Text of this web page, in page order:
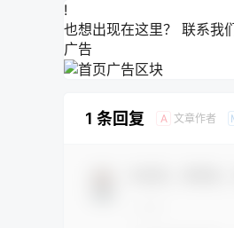
!
也想出现在这里？ 联系我
广告
1 条回复 A 文章作者